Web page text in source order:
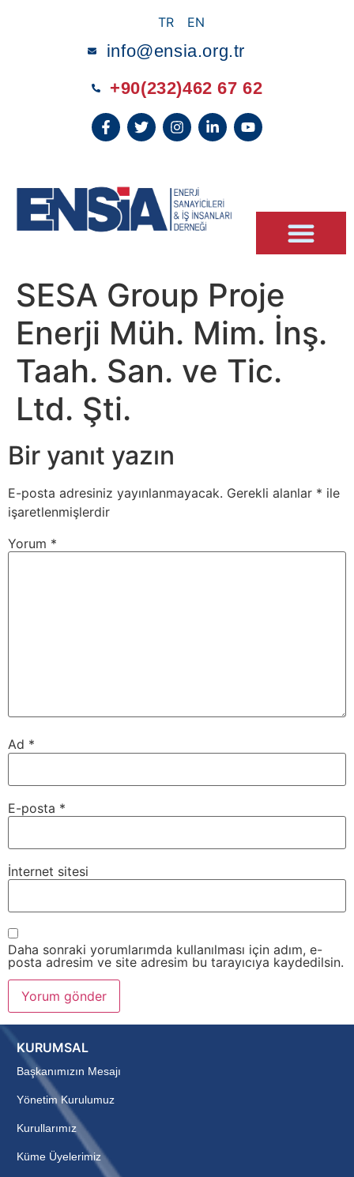
TR EN
info@ensia.org.tr
+90(232)462 67 62
SESA Group Proje
Enerji Müh. Mim. İnş.
Taah. San. ve Tic.
Ltd. Şti.
Bir yanıt yazın
E-posta adresiniz yayınlanmayacak. Gerekli alanlar * ile
işaretlenmişlerdir
Yorum *
Ad *
E-posta *
İnternet sitesi
Daha sonraki yorumlarımda kullanılması için adım, e-
posta adresim ve site adresim bu tarayıcıya kaydedilsin.
KURUMSAL
Başkanımızın Mesajı
Yönetim Kurulumuz
Kurullarımız
Küme Üyelerimiz